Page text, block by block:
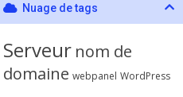
Nuage de tags
Serveur nom de
domaine webpanel WordPress